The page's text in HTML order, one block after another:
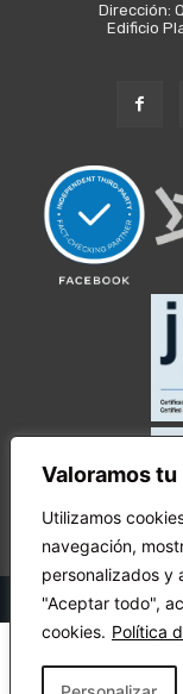
Valoramos
Utilizamos
navegación,
personalizados y
"Aceptar todo",
cookies. Política
Dirección:
Edificio
© Copyright Ecuador